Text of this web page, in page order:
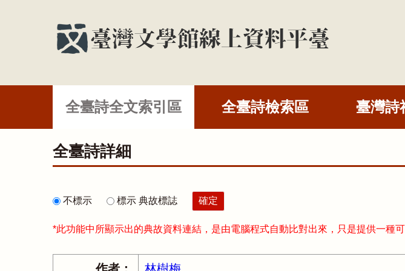
全臺詩全文索引區 全臺詩檢索區 臺灣詩
全臺詩詳細
不標示 標示 典故標誌
*此功能中所顯示出的典故資料連結，是由電腦程式自動比對出來，只是提供一種